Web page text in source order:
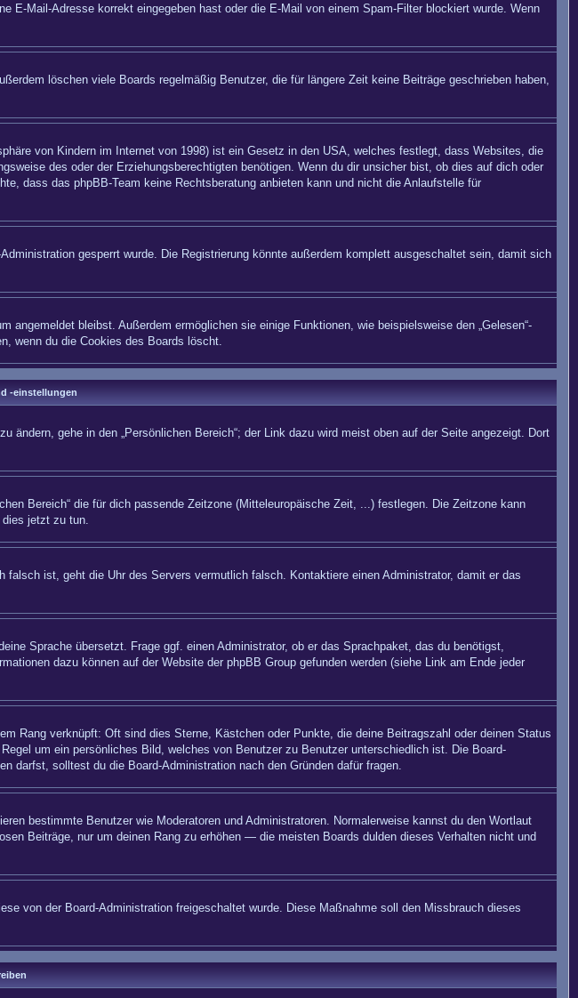
E-Mail-Adresse korrekt eingegeben hast oder die E-Mail von einem Spam-Filter blockiert wurde. Wenn
löschen viele Boards regelmäßig Benutzer, die für längere Zeit keine Beiträge geschrieben haben,
von Kindern im Internet von 1998) ist ein Gesetz in den USA, welches festlegt, dass Websites, die
des oder der Erziehungsberechtigten benötigen. Wenn du dir unsicher bist, ob dies auf dich oder
dass das phpBB-Team keine Rechtsberatung anbieten kann und nicht die Anlaufstelle für
gesperrt wurde. Die Registrierung könnte außerdem komplett ausgeschaltet sein, damit sich
bleibst. Außerdem ermöglichen sie einige Funktionen, wie beispielsweise den „Gelesen“-
wenn du die Cookies des Boards löscht.
-einstellungen
gehe in den „Persönlichen Bereich“; der Link dazu wird meist oben auf der Seite angezeigt. Dort
Bereich“ die für dich passende Zeitzone (Mitteleuropäische Zeit, ...) festlegen. Die Zeitzone kann
dies jetzt zu tun.
ist, geht die Uhr des Servers vermutlich falsch. Kontaktiere einen Administrator, damit er das
Sprache übersetzt. Frage ggf. einen Administrator, ob er das Sprachpaket, das du benötigst,
dazu können auf der Website der phpBB Group gefunden werden (siehe Link am Ende jeder
Rang verknüpft: Oft sind dies Sterne, Kästchen oder Punkte, die deine Beitragszahl oder deinen Status
um ein persönliches Bild, welches von Benutzer zu Benutzer unterschiedlich ist. Die Board-
darfst, solltest du die Board-Administration nach den Gründen dafür fragen.
bestimmte Benutzer wie Moderatoren und Administratoren. Normalerweise kannst du den Wortlaut
Beiträge, nur um deinen Rang zu erhöhen — die meisten Boards dulden dieses Verhalten nicht und
von der Board-Administration freigeschaltet wurde. Diese Maßnahme soll den Missbrauch dieses